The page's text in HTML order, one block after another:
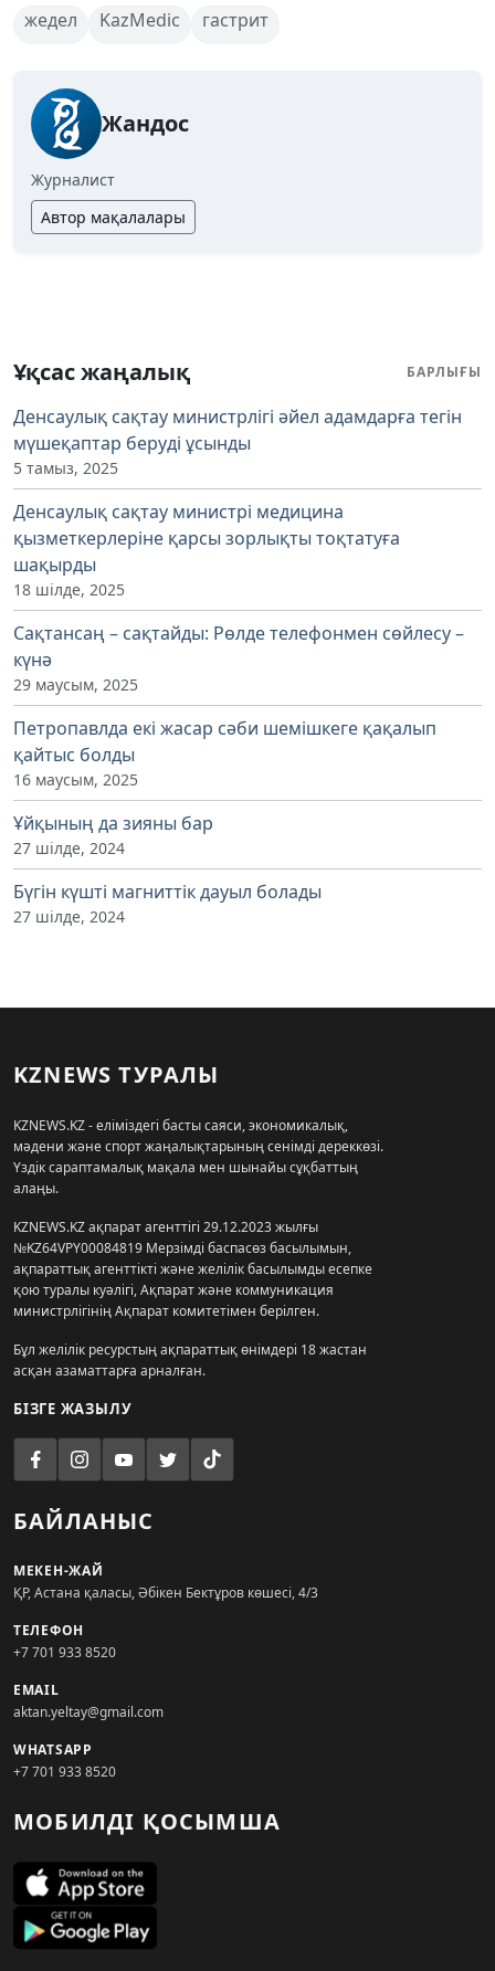
жедел KazMedic гастрит
Жандос
Журналист
Автор мақалалары
Ұқсас жаңалық БАРЛЫҒЫ
Денсаулық сақтау министрлігі әйел адамдарға тегін
мүшеқаптар беруді ұсынды
5 тамыз, 2025
Денсаулық сақтау министрі медицина
қызметкерлеріне қарсы зорлықты тоқтатуға
шақырды
18 шілде, 2025
Сақтансаң – сақтайды: Рөлде телефонмен сөйлесу –
күнә
29 маусым, 2025
Петропавлда екі жасар сәби шемішкеге қақалып
қайтыс болды
16 маусым, 2025
Ұйқының да зияны бар
27 шілде, 2024
Бүгін күшті магниттік дауыл болады
27 шілде, 2024
KZNEWS ТУРАЛЫ
KZNEWS.KZ - еліміздегі басты саяси, экономикалық,
мәдени және спорт жаңалықтарының сенімді дереккөзі.
Үздік сараптамалық мақала мен шынайы сұқбаттың
алаңы.
KZNEWS.KZ ақпарат агенттігі 29.12.2023 жылғы
№KZ64VPY00084819 Мерзімді баспасөз басылымын,
ақпараттық агенттікті және желілік басылымды есепке
қою туралы куәлігі, Ақпарат және коммуникация
министрлігінің Ақпарат комитетімен берілген.
Бұл желілік ресурстың ақпараттық өнімдері 18 жастан
асқан азаматтарға арналған.
БІЗГЕ ЖАЗЫЛУ
БАЙЛАНЫС
МЕКЕН-ЖАЙ
ҚР, Астана қаласы, Әбікен Бектұров көшесі, 4/3
ТЕЛЕФОН
+7 701 933 8520
EMAIL
aktan.yeltay@gmail.com
WHATSAPP
+7 701 933 8520
МОБИЛДІ ҚОСЫМША